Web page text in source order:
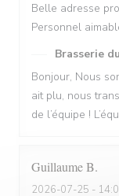
Belle adresse
Personnel
Brasserie
Bonjour, Nous
ait plu, nous
de l’équipe !
GuillaumeB
2026-07-25 -